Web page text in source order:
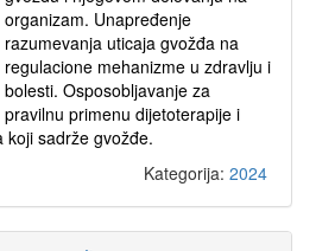
organizam. Unapređenje
razumevanja uticaja gvožđa na
regulacione mehanizme u zdravlju i
bolesti. Osposobljavanje za
pravilnu primenu dijetoterapije i
koji sadrže gvožđe.
Kategorija: 2024